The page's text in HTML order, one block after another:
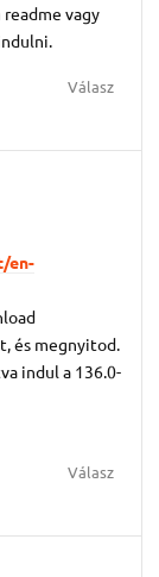
vagy
Válasz
en-
és megnyitod.
indul a 136.0-
Válasz